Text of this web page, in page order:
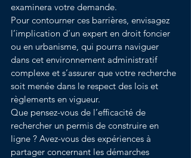
examinera votre demande.
Pour contourner ces barrières, envisagez
l’implication d’un expert en droit foncier
ou en urbanisme, qui pourra naviguer
dans cet environnement administratif
complexe et s’assurer que votre recherche
soit menée dans le respect des lois et
règlements en vigueur.
Que pensez-vous de l’efficacité de
rechercher un permis de construire en
ligne ? Avez-vous des expériences à
partager concernant les démarches